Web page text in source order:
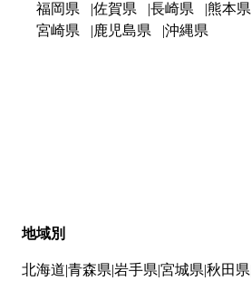
福岡県 佐賀県 長崎県 熊本県
宮崎県
鹿児島県 沖縄県
地域別
北海道 青森県 岩手県 宮城県 秋田県